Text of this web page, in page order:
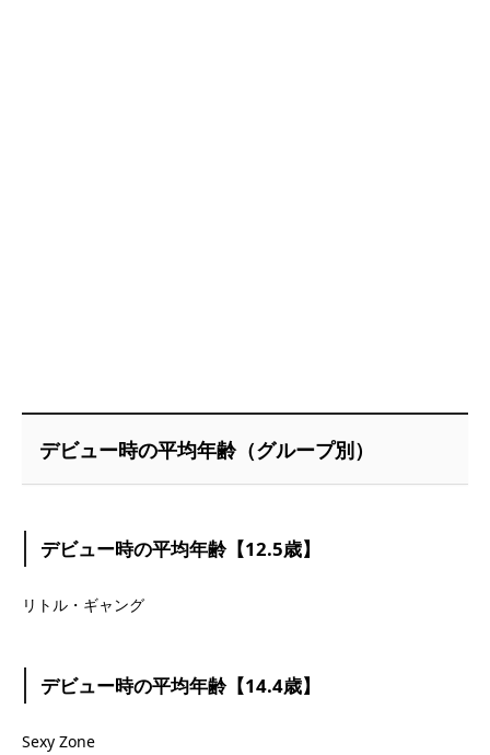
デビュー時の平均年齢（グループ別）
デビュー時の平均年齢【12.5歳】
リトル・ギャング
デビュー時の平均年齢【14.4歳】
Sexy Zone